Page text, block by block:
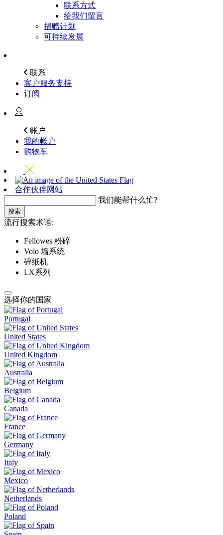
联系方式
给我们留言
捐赠计划
可持续发展
联系
客户服务支持
订阅
账户
我的帐户
购物车
合作伙伴网站
我们能帮什么忙?
搜索
流行搜索术语:
Fellowes 粉碎
Volo 墙系统
碎纸机
LX系列
选择你的国家
Portugal
United States
United Kingdom
Australia
Belgium
Canada
France
Germany
Italy
Mexico
Netherlands
Poland